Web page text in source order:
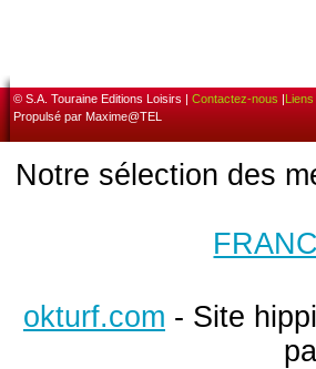
© S.A. Touraine Editions Loisirs | Contactez-nous |Liens
Propulsé par Maxime@TEL
Notre sélection des
okturf.com - Site